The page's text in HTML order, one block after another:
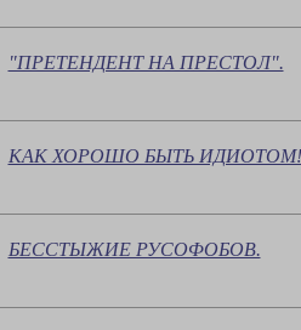
"ПРЕТЕНДЕНТ НА ПРЕСТОЛ".
КАК ХОРОШО БЫТЬ
БЕССТЫЖИЕ РУСОФОБОВ.